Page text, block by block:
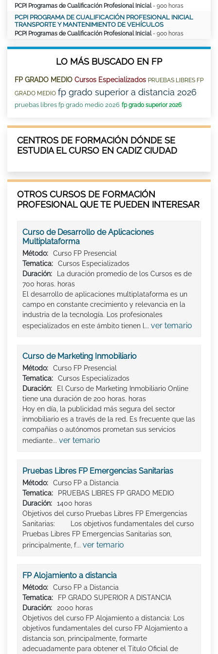
PCPI Programas de Cualificación Profesional Inicial- 900 horas
PCPI PROGRAMA DE CUALIFICACIÓN PROFESIONAL INICIAL
TRANSPORTE Y MANTENIMIENTO DE VEHÍCULOS
PCPI Programas de Cualificación Profesional Inicial- 900 horas
LO MÁS BUSCADO EN FP
FP GRADO MEDIO Cursos Especializados PRUEBAS LIBRES FP
GRADO MEDIO fp grado superior a distancia 2026
pruebas libres fp grado medio 2026 fp grado superior 2026
CENTROS DE FORMACIÓN DÓNDE SE
ESTUDIA EL CURSO EN CADIZ CIUDAD
OTROS CURSOS DE FORMACIÓN
PROFESIONAL QUE TE PUEDEN INTERESAR
Curso de Desarrollo de Aplicaciones
Multiplataforma
Método:
Curso FP Presencial
Tematica:
Cursos Especializados
Duración:
La duración promedio de los Cursos es de
700 horas. horas
El desarrollo de aplicaciones multiplataforma es un
campo en constante crecimiento y relevancia en la
industria de la tecnología. Los profesionales
especializados en este ámbito tienen l... ver temario
Curso de Marketing Inmobiliario
Método:
Curso FP Presencial
Tematica:
Cursos Especializados
Duración:
El Curso de Marketing Inmobiliario Online
tiene una duración de 200 horas. horas
Hoy en día, la publicidad más segura del sector
inmobiliario es a través de la red. Es frecuente que las
compañías o autónomos prometan sus servicios
mediante... ver temario
Pruebas Libres FP Emergencias Sanitarias
Método:
Curso FP a Distancia
Tematica:
PRUEBAS LIBRES FP GRADO MEDIO
Duración:
1400 horas
Objetivos del curso Pruebas Libres FP Emergencias
Sanitarias: Los objetivos fundamentales del curso
Pruebas Libres FP Emergencias Sanitarias son,
principalmente, f... ver temario
FP Alojamiento a distancia
Método:
Curso FP a Distancia
Tematica:
FP GRADO SUPERIOR A DISTANCIA
Duración:
2000 horas
Objetivos del curso FP Alojamiento a distancia: Los
objetivos fundamentales del curso FP Alojamiento a
distancia son, principalmente, formarte
adecuadamente para obtener el Titulo Oficial de